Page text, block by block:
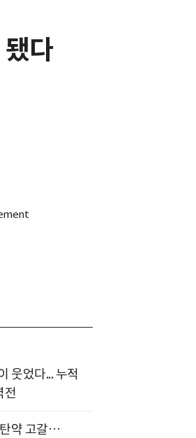
다
웃었다... 누적
전
약 고갈…